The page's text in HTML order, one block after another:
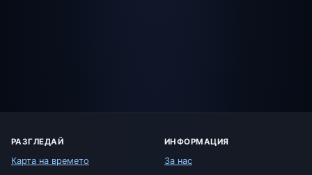
РАЗГЛЕДАЙ
Карта на времето
ИНФОРМАЦИЯ
За нас